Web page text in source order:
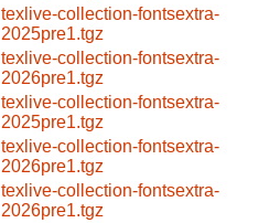
texlive-collection-fontsextra-
2025pre1.tgz
texlive-collection-fontsextra-
2026pre1.tgz
texlive-collection-fontsextra-
2025pre1.tgz
texlive-collection-fontsextra-
2026pre1.tgz
texlive-collection-fontsextra-
2026pre1.tgz